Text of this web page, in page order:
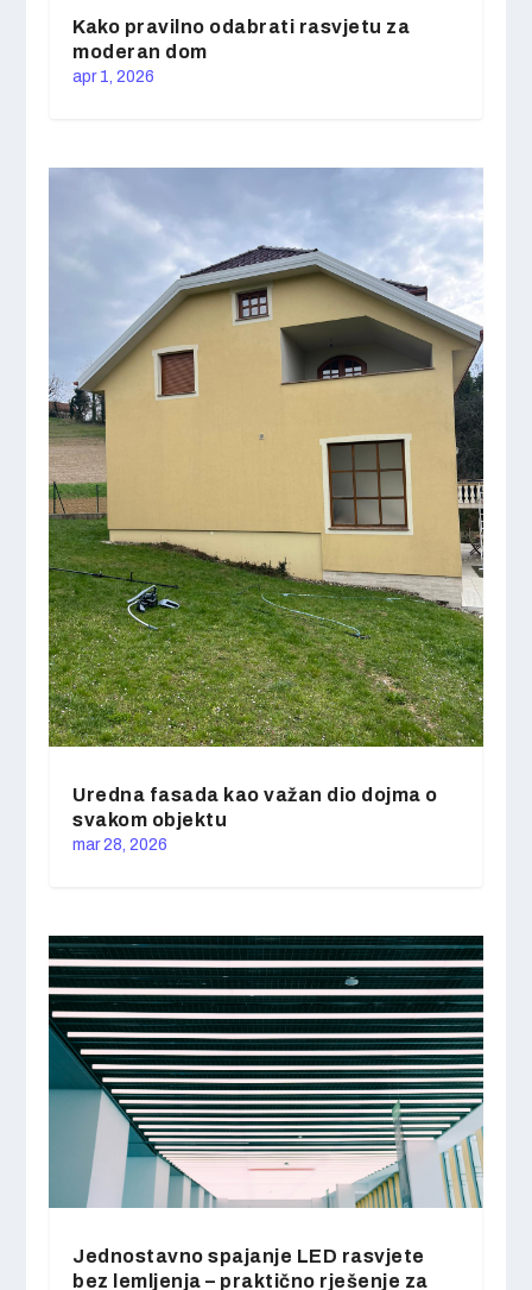
Kako pravilno odabrati rasvjetu za
moderan dom
apr 1, 2026
Uredna fasada kao važan dio dojma o
svakom objektu
mar 28, 2026
Jednostavno spajanje LED rasvjete
bez lemljenja – praktično rješenje za